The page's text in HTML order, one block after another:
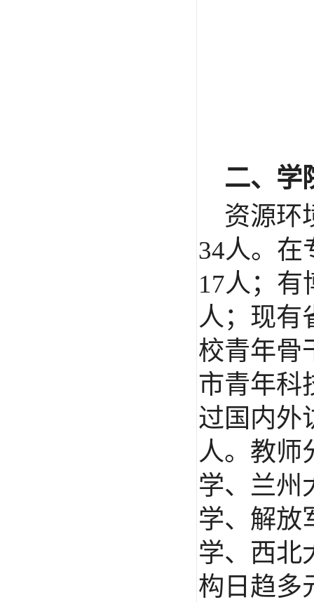
二、学
资源环
34人。在
17人；有
人；现有
校青年骨
市青年科
过国内外
人。教师
学、兰州
学、解放
学、西北
构日趋多